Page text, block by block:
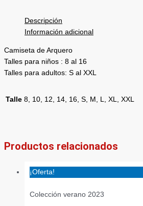
Descripción
Información adicional
Camiseta de Arquero
Talles para niños : 8 al 16
Talles para adultos: S al XXL
Talle 8, 10, 12, 14, 16, S, M, L, XL, XXL
Productos relacionados
¡Oferta!
Colección verano 2023